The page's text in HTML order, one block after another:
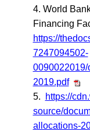
4. World
Financing
https://
7247094502-
2019.pdf
5.
https://
source/
allocations-